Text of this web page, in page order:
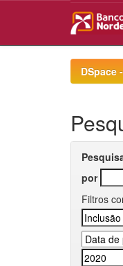
DSpace
por
Filtros